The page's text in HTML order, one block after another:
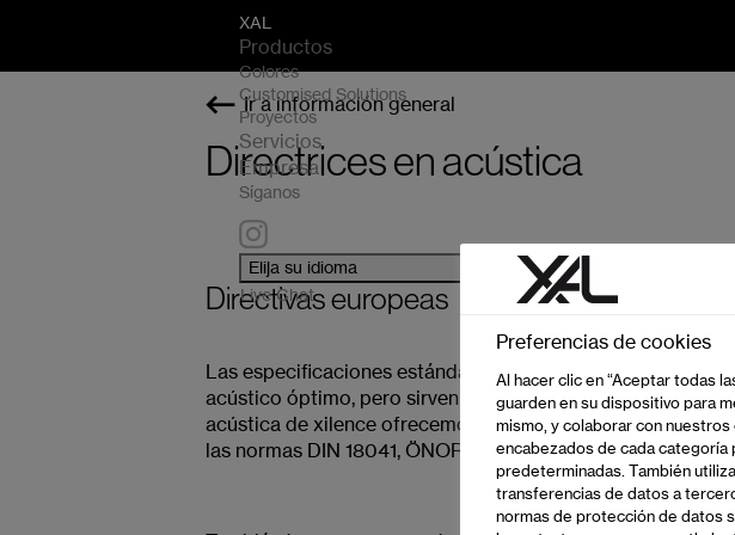
sr.skip-to.table-of-contentsXAL
Productos
Colores
Customised Solutions
Proyectos
Servicios
Empresa
Síganos
Elija su idioma
Live Chat
Ir a información general
Directrices en acústica
Directivas europeas
Las especificaciones estándar suelen ser valores mínimos
acústico óptimo, pero sirven como buenas directrices
acústica de xilence ofrecemos la planificación conforme a
las normas DIN 18041, ÖNORM B 8115 y SIA 181.
Preferencias de cookies
Al hacer clic en “Aceptar todas
guarden en su dispositivo para
mismo, y colaborar con
encabezados de cada categoría
predeterminadas. También
transferencias de datos a
normas de protección de datos